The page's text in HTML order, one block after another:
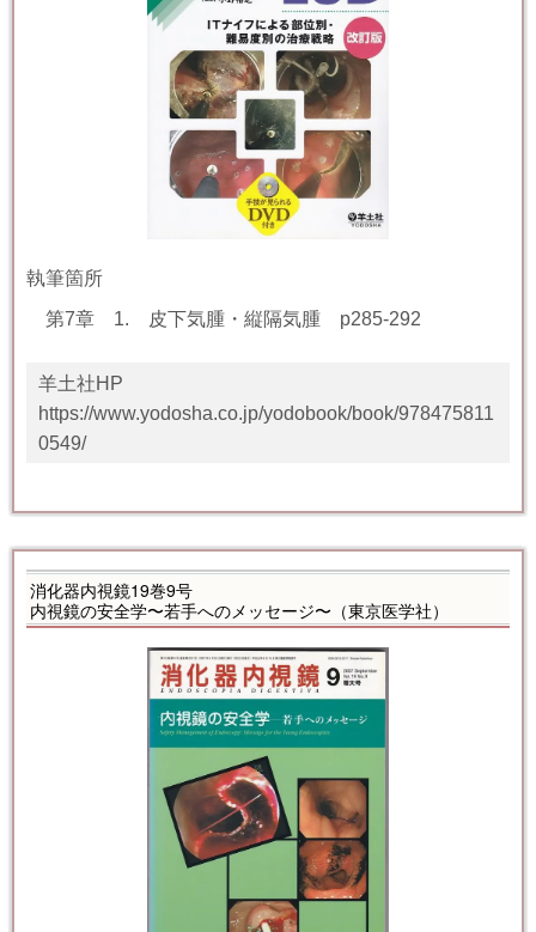
執筆箇所
第7章 1. 皮下気腫・縦隔気腫 p285-292
羊土社HP
https://www.yodosha.co.jp/yodobook/book/978475811
0549/
消化器内視鏡19巻9号
内視鏡の安全学〜若手へのメッセージ〜 （東京医学社）